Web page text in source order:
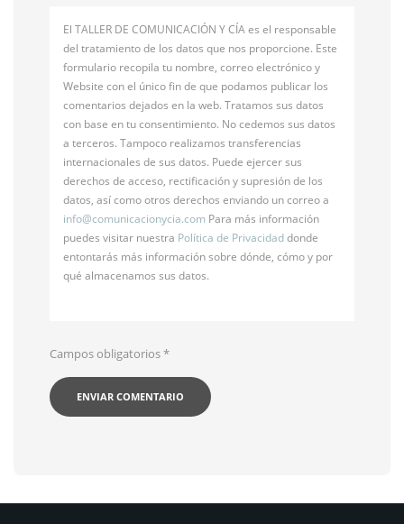
El TALLER DE COMUNICACIÓN Y CÍA es el responsable
del tratamiento de los datos que nos proporcione. Este
formulario recopila tu nombre, correo electrónico y
Website con el único fin de que podamos publicar los
comentarios dejados en la web. Tratamos sus datos
con base en tu consentimiento. No cedemos sus datos
a terceros. Tampoco realizamos transferencias
internacionales de sus datos. Puede ejercer sus
derechos de acceso, rectificación y supresión de los
datos, así como otros derechos enviando un correo a
info@comunicacionycia.com Para más información
puedes visitar nuestra Política de Privacidaddonde
entontarás más información sobre dónde, cómo y por
qué almacenamos sus datos.
Campos obligatorios*